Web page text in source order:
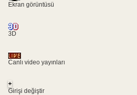
Ekran görüntüsü
3D
Canlı video yayınları
+
Girişi değiştir